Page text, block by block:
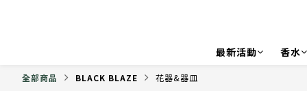
最新活動 香水
全部商品 BLACK BLAZE 花器&器皿